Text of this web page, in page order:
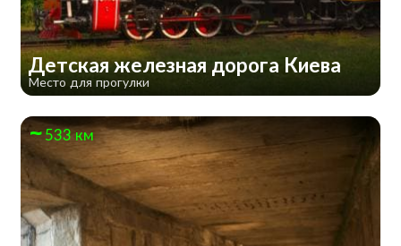
Детская железная дорога Киева
Место для прогулки
533 км